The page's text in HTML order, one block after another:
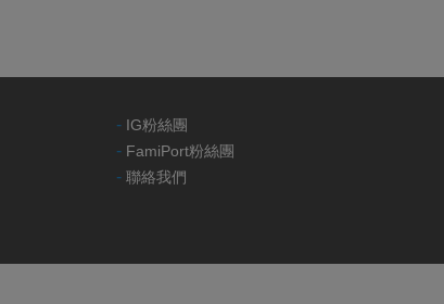
- IG粉絲團
- FamiPort粉絲團
- 聯絡我們